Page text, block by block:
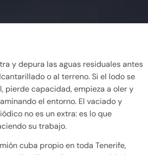
y depura las aguas residuales antes
o al terreno. Si el lodo se
pierde capacidad, empieza a oler y
el entorno. El vaciado y
no es un extra: es lo que
su trabajo.
cuba propio en toda Tenerife,